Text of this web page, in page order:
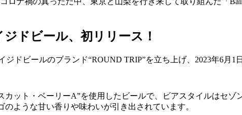
ドビール、初リリース！
ドビールのブランド“ROUND TRIP”を立ち上げ、2023年6月1
カット・ベーリーA”を使用したビールで、ビアスタイルはセ
ような甘い香りや味わいが引き出されています。